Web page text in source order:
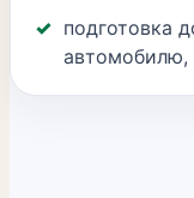
подготовка
автомобилю,